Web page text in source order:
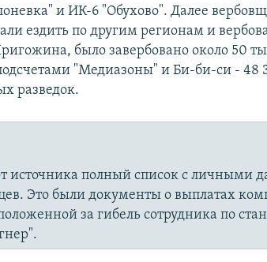
и ИК-6 "Обухово". Далее
ездить по другим регионам и
было завербовано около 50
"Медиазоны" и Би-би-си - 48
разведок.
источника полный список с личными
Это были документы о выплатах
за гибель сотрудника по